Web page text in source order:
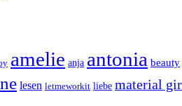
amelie anja antonia beauty
lesen letmeworkit liebe material